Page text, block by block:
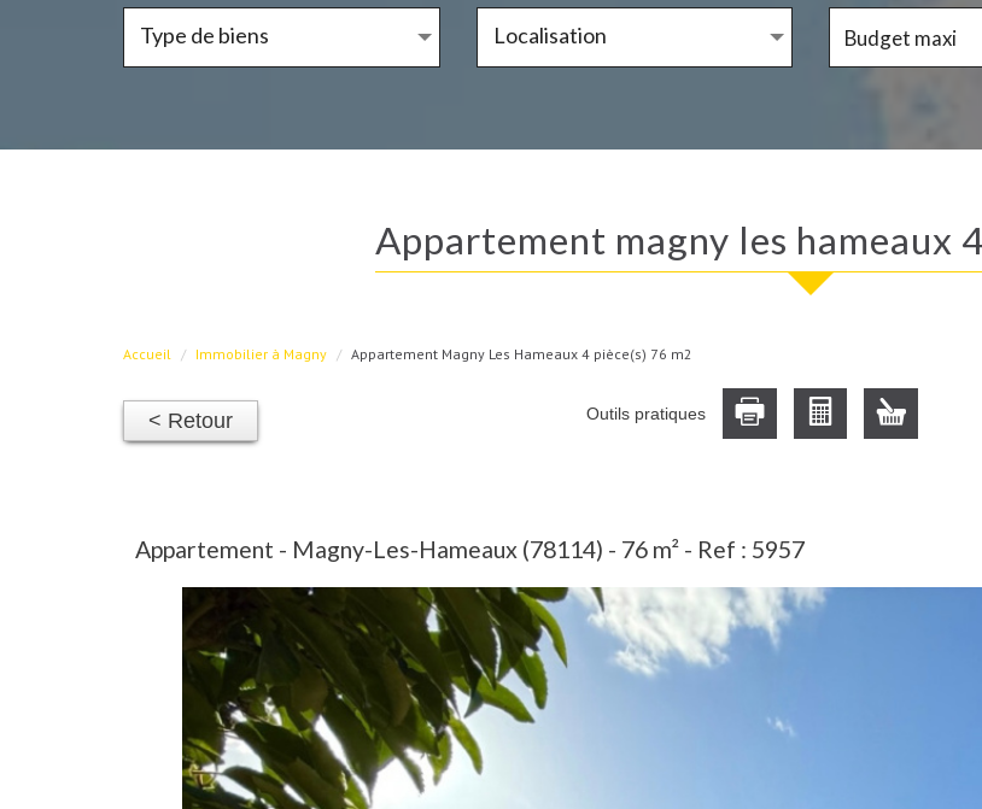
Type de biens Localisation
appartement magny les hameaux
Accueil Immobilier à Magny Appartement Magny Les Hameaux 4 pièce(s) 76 m2
< Retour Outils pratiques
Appartement - Magny-Les-Hameaux (78114) - 76 m² - Ref : 5957